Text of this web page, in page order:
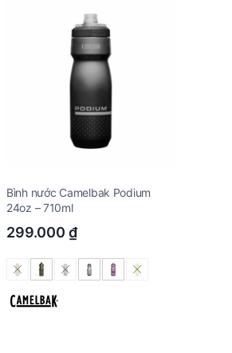
Bình nước Camelbak Podium
24oz – 710ml
299.000 ₫